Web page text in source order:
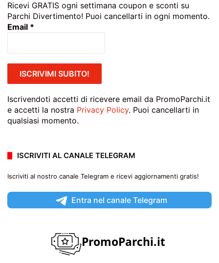
Ricevi GRATIS ogni settimana coupon e sconti su
Parchi Divertimento! Puoi cancellarti in ogni momento.
Email *
Iscrivendoti accetti di ricevere email da PromoParchi.it
e accetti la nostra Privacy Policy. Puoi cancellarti in
qualsiasi momento.
ISCRIVITI AL CANALE TELEGRAM
Iscriviti al nostro canale Telegram e ricevi aggiornamenti gratis!
Entra nel canale Telegram